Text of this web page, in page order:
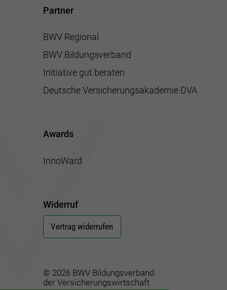
Partner
BWV Regional
BWV Bildungsverband
Initiative gut beraten
Deutsche Versicherungsakademie DVA
Awards
InnoWard
Widerruf
Vertrag widerrufen
© 2026 BWV Bildungsverband
der Versicherungswirtschaft